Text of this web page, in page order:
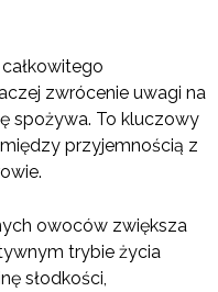
zwrócenie uwagi na
spożywa. To kluczowy
przyjemnością z
owoców zwiększa
trybie życia
słodkości,